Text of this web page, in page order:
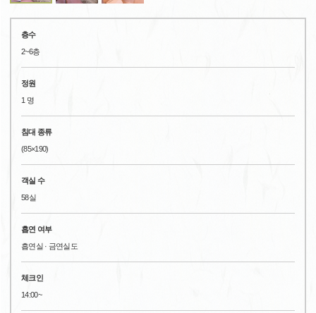
층수
2~6층
정원
1 명
침대 종류
(85×190)
객실 수
58실
흡연 여부
흡연실 · 금연실도
체크인
14:00~